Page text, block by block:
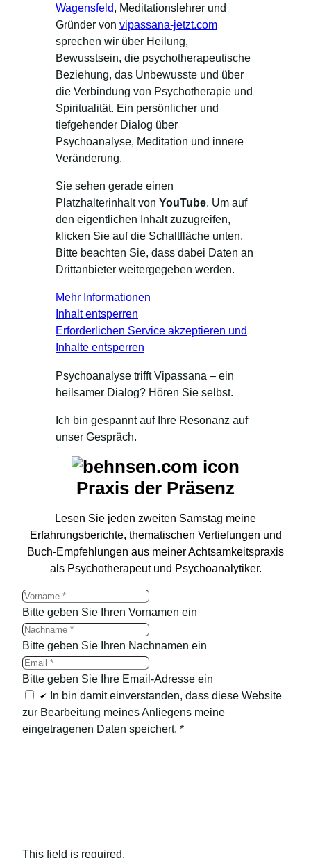
Wagensfeld, Meditationslehrer und
Gründer von vipassana-jetzt.com
sprechen wir über Heilung,
Bewusstsein, die psychotherapeutische
Beziehung, das Unbewusste und über
die Verbindung von Psychotherapie und
Spiritualität. Ein persönlicher und
tiefgehender Dialog über
Psychoanalyse, Meditation und innere
Veränderung.
Sie sehen gerade einen
Platzhalterinhalt von YouTube. Um auf
den eigentlichen Inhalt zuzugreifen,
klicken Sie auf die Schaltfläche unten.
Bitte beachten Sie, dass dabei Daten an
Drittanbieter weitergegeben werden.
Mehr Informationen
Inhalt entsperren
Erforderlichen Service akzeptieren und
Inhalte entsperren
Psychoanalyse trifft Vipassana – ein
heilsamer Dialog? Hören Sie selbst.
Ich bin gespannt auf Ihre Resonanz auf
unser Gespräch.
Praxis der Präsenz
Lesen Sie jeden zweiten Samstag meine
Erfahrungsberichte, thematischen Vertiefungen und
Buch-Empfehlungen aus meiner Achtsamkeitspraxis
als Psychotherapeut und Psychoanalytiker.
Bitte geben Sie Ihren Vornamen ein
Bitte geben Sie Ihren Nachnamen ein
Bitte geben Sie Ihre Email-Adresse ein
In bin damit einverstanden, dass diese Website
zur Bearbeitung meines Anliegens meine
eingetragenen Daten speichert. *
This field is required.